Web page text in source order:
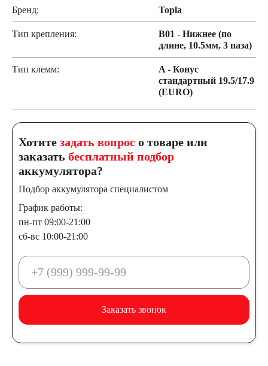
Бренд: Topla
Тип крепления:
B01 - Нижнее (по
длине, 10.5мм, 3 паза)
Тип клемм:
A - Конус
стандартный 19.5/17.9
(EURO)
Хотите задать вопрос о товаре или
заказать бесплатный подбор
аккумулятора?
Подбор аккумулятора специалистом
График работы:
пн-пт 09:00-21:00
сб-вс 10:00-21:00
Заказать звонок